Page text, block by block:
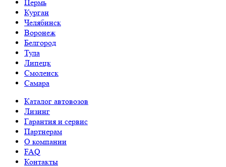
Пермь
Курган
Челябинск
Воронеж
Белгород
Тула
Липецк
Смоленск
Самара
Каталог автовозов
Лизинг
Гарантия и сервис
Партнерам
О компании
FAQ
Контакты